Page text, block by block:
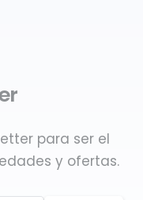
para ser el
y ofertas.